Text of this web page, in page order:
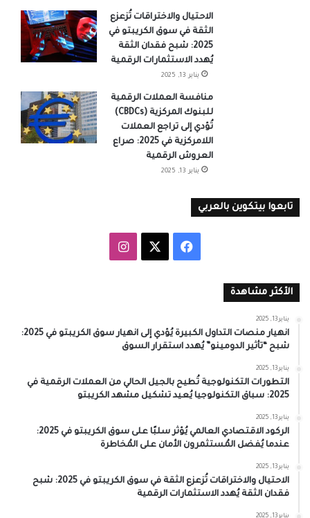
الاحتيال والاختراقات تُزعزع
الثقة في سوق الكريبتو في
2025: شبح فقدان الثقة
يُهدد الاستثمارات الرقمية
يناير 13, 2025
منافسة العملات الرقمية
للبنوك المركزية (CBDCs)
تُؤدي إلى تراجع العملات
اللامركزية في 2025: صراع
العروش الرقمية
يناير 13, 2025
تابعوا بيتكوين بالعربي
فيسبوك انستقرام
الأكثر مشاهدة
يناير 13, 2025
انهيار منصات التداول الكبيرة يُؤدي إلى انهيار سوق الكريبتو في 2025:
شبح “تأثير الدومينو” يُهدد استقرار السوق
يناير 13, 2025
التطورات التكنولوجية تُطيح بالجيل الحالي من العملات الرقمية في
2025: سباق التكنولوجيا يُعيد تشكيل مشهد الكريبتو
يناير 13, 2025
الركود الاقتصادي العالمي يُؤثر سلبًا على سوق الكريبتو في 2025:
عندما يُفضل المُستثمرون الأمان على المُخاطرة
يناير 13, 2025
الاحتيال والاختراقات تُزعزع الثقة في سوق الكريبتو في 2025: شبح
فقدان الثقة يُهدد الاستثمارات الرقمية